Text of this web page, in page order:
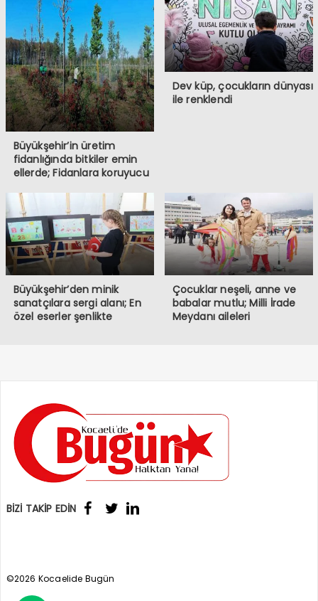
Büyükşehir’in üretim
fidanlığında bitkiler emin
ellerde; Fidanlara koruyucu
Dev küp, çocukların dünyası
ile renklendi
Büyükşehir’den minik
sanatçılara sergi alanı; En
özel eserler şenlikte
Çocuklar neşeli, anne ve
babalar mutlu; Milli İrade
Meydanı aileleri
BİZİ TAKİP EDİN
©2026 Kocaelide Bugün